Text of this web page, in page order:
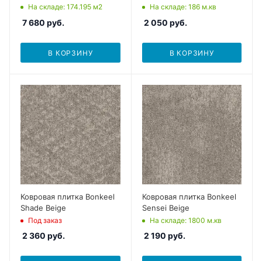
На складе: 174.195 м2
7 680 руб.
В КОРЗИНУ
На складе: 186 м.кв
2 050 руб.
В КОРЗИНУ
Ковровая плитка Bonkeel
Shade Beige
Под заказ
2 360 руб.
Ковровая плитка Bonkeel
Sensei Beige
На складе: 1800 м.кв
2 190 руб.